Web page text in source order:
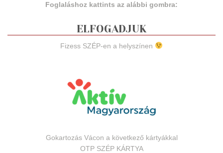
Foglaláshoz kattints az alábbi gombra:
ELFOGADJUK
Fizess SZÉP-en a helyszínen
Gokartozás Vácon a következő kártyákkal
OTP SZÉP KÁRTYA